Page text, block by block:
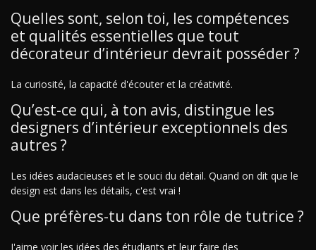
Quelles sont, selon toi, les compétences
et qualités essentielles que tout
décorateur d’intérieur devrait posséder ?
La curiosité, la capacité d'écouter et la créativité.
Qu’est-ce qui, à ton avis, distingue les
designers d’intérieur exceptionnels des
autres ?
Les idées audacieuses et le souci du détail. Quand on dit que le
design est dans les détails, c'est vrai !
Que préfères-tu dans ton rôle de tutrice ?
J'aime voir les idées des étudiants et leur faire des